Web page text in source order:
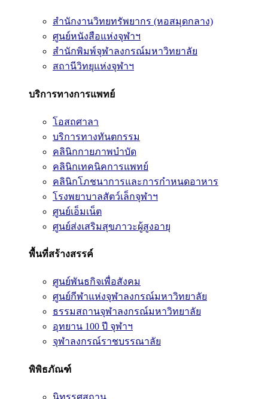
สำนักงานวิทยทรัพยากร (หอสมุดกลาง)
ศูนย์หนังสือแห่งจุฬาฯ
สำนักพิมพ์จุฬาลงกรณ์มหาวิทยาลัย
สถานีวิทยุแห่งจุฬาฯ
บริการทางการแพทย์
โอสถศาลา
บริการทางทันตกรรม
คลินิกกายภาพบำบัด
คลินิกเทคนิคการแพทย์
คลินิกโภชนาการและการกำหนดอาหาร
โรงพยาบาลสัตว์เล็กจุฬาฯ
ศูนย์เอ็มเน็ต
ศูนย์ส่งเสริมสุขภาวะผู้สูงอายุ
พื้นที่สร้างสรรค์
ศูนย์พันธกิจเพื่อสังคม
ศูนย์กีฬาแห่งจุฬาลงกรณ์มหาวิทยาลัย
ธรรมสถานจุฬาลงกรณ์มหาวิทยาลัย
อุทยาน 100 ปี จุฬาฯ
จุฬาลงกรณ์ราชบรรณาลัย
พิพิธภัณฑ์
นิทรรศสถาน